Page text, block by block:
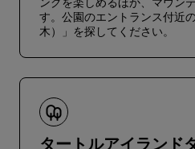
す。公園のエントランス付近
木）」を探してください。
タートルアイランド